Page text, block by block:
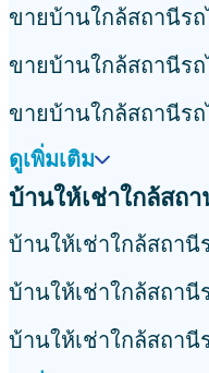
ขายบ้านใกล้สถานีร
ขายบ้านใกล้สถานีร
ขายบ้านใกล้สถานีรถ
ดูเพิ่มเติม
บ้านให้เช่าใกล้สถ
บ้านให้เช่าใกล้สถานี
บ้านให้เช่าใกล้สถานี
บ้านให้เช่าใกล้สถา